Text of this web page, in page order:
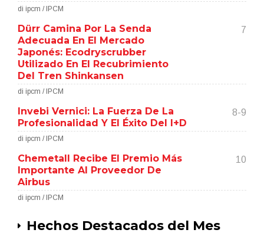
di ipcm / IPCM
Dürr Camina Por La Senda
Adecuada En El Mercado
Japonés: Ecodryscrubber
Utilizado En El Recubrimiento
Del Tren Shinkansen
7
di ipcm / IPCM
Invebi Vernici: La Fuerza De La
Profesionalidad Y El Éxito Del I+D
8-9
di ipcm / IPCM
Chemetall Recibe El Premio Más
Importante Al Proveedor De
Airbus
10
di ipcm / IPCM
Hechos Destacados del Mes